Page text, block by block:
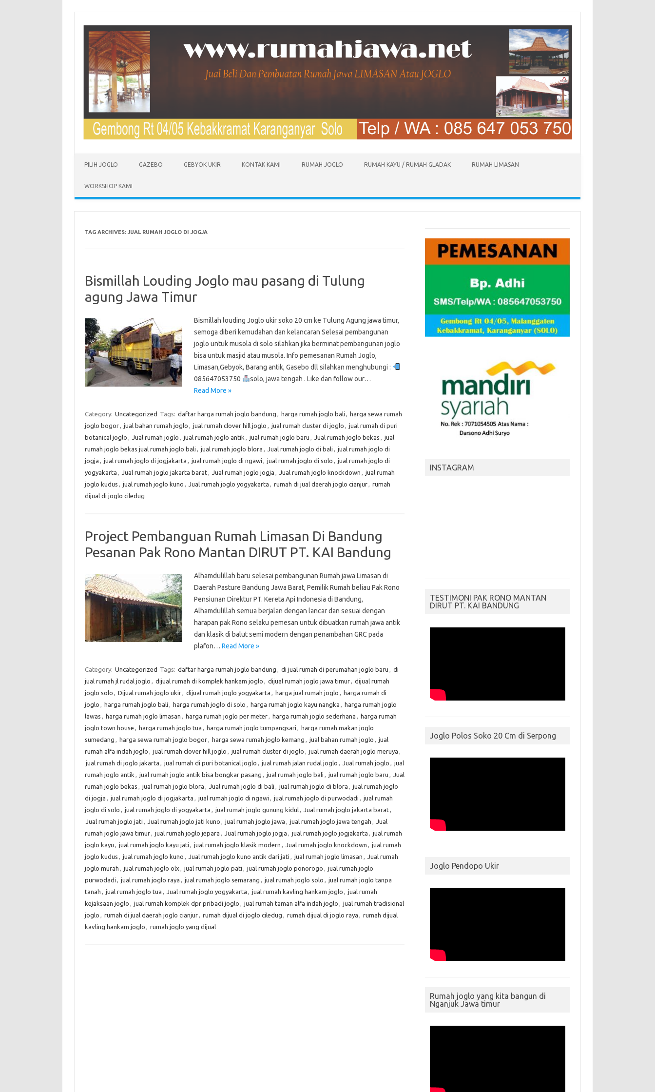
PILIH JOGLO GAZEBO GEBYOK UKIR KONTAK KAMI RUMAH JOGLO RUMAH KAYU / RUMAH GLADAK RUMAH LIMASAN
WORKSHOP KAMI
TAG ARCHIVES: JUAL RUMAH JOGLO DI JOGJA
Bismillah Louding Joglo mau pasang di Tulung
agung Jawa Timur
Bismillah louding Joglo ukir soko 20 cm ke Tulung Agung jawa timur,
semoga diberi kemudahan dan kelancaran Selesai pembangunan
joglo untuk musola di solo silahkan jika berminat pembangunan joglo
bisa untuk masjid atau musola. Info pemesanan Rumah Joglo,
Limasan,Gebyok, Barang antik, Gasebo dll silahkan menghubungi :
085647053750
solo, jawa tengah . Like dan follow our…
Read More »
Category: Uncategorized Tags: daftar harga rumah joglo bandung , harga rumah joglo bali , harga sewa rumah
joglo bogor, jual bahan rumah joglo , jual rumah clover hill joglo , jual rumah cluster di joglo , jual rumah di puri
botanical joglo , Jual rumah joglo , jual rumah joglo antik , jual rumah joglo baru , Jual rumah joglo bekas , jual
rumah joglo bekas jual rumah joglo bali , jual rumah joglo blora , Jual rumah joglo di bali , jual rumah joglo di
jogja , jual rumah joglo di jogjakarta , jual rumah joglo di ngawi , jual rumah joglo di solo , jual rumah joglo di
yogyakarta , Jual rumah joglo jakarta barat, Jual rumah joglo jogja , Jual rumah joglo knockdown , jual rumah
joglo kudus , jual rumah joglo kuno , Jual rumah joglo yogyakarta , rumah di jual daerah joglo cianjur, rumah
dijual di joglo ciledug
Project Pembanguan Rumah Limasan Di Bandung
Pesanan Pak Rono Mantan DIRUT PT. KAI Bandung
Alhamdulillah baru selesai pembangunan Rumah jawa Limasan di
Daerah Pasture Bandung Jawa Barat, Pemilik Rumah beliau Pak Rono
Pensiunan Direktur PT. Kereta Api Indonesia di Bandung,
Alhamdulillah semua berjalan dengan lancar dan sesuai dengan
harapan pak Rono selaku pemesan untuk dibuatkan rumah jawa antik
dan klasik di balut semi modern dengan penambahan GRC pada
plafon… Read More »
Category: Uncategorized Tags: daftar harga rumah joglo bandung , di jual rumah di perumahan joglo baru , di
jual rumah jl rudal joglo , dijual rumah di komplek hankam joglo , dijual rumah joglo jawa timur, dijual rumah
joglo solo , Dijual rumah joglo ukir, dijual rumah joglo yogyakarta , harga jual rumah joglo , harga rumah di
joglo , harga rumah joglo bali , harga rumah joglo di solo , harga rumah joglo kayu nangka , harga rumah joglo
lawas , harga rumah joglo limasan , harga rumah joglo per meter, harga rumah joglo sederhana , harga rumah
joglo town house , harga rumah joglo tua , harga rumah joglo tumpangsari , harga rumah makan joglo
sumedang , harga sewa rumah joglo bogor, harga sewa rumah joglo kemang , jual bahan rumah joglo , jual
rumah alfa indah joglo , jual rumah clover hill joglo , jual rumah cluster di joglo , jual rumah daerah joglo meruya ,
jual rumah di joglo jakarta , jual rumah di puri botanical joglo , jual rumah jalan rudal joglo , Jual rumah joglo , jual
rumah joglo antik , jual rumah joglo antik bisa bongkar pasang , jual rumah joglo bali , jual rumah joglo baru , Jual
rumah joglo bekas , jual rumah joglo blora , Jual rumah joglo di bali , jual rumah joglo di blora , jual rumah joglo
di jogja , jual rumah joglo di jogjakarta , jual rumah joglo di ngawi , jual rumah joglo di purwodadi , jual rumah
joglo di solo , jual rumah joglo di yogyakarta , jual rumah joglo gunung kidul, Jual rumah joglo jakarta barat,
Jual rumah joglo jati , Jual rumah joglo jati kuno , jual rumah joglo jawa , jual rumah joglo jawa tengah , Jual
rumah joglo jawa timur, jual rumah joglo jepara , Jual rumah joglo jogja , jual rumah joglo jogjakarta , jual rumah
joglo kayu , jual rumah joglo kayu jati , jual rumah joglo klasik modern , Jual rumah joglo knockdown , jual rumah
joglo kudus , jual rumah joglo kuno , Jual rumah joglo kuno antik dari jati , jual rumah joglo limasan , Jual rumah
joglo murah , jual rumah joglo olx , jual rumah joglo pati , jual rumah joglo ponorogo , jual rumah joglo
purwodadi , jual rumah joglo raya , jual rumah joglo semarang , jual rumah joglo solo , jual rumah joglo tanpa
tanah , jual rumah joglo tua , Jual rumah joglo yogyakarta , jual rumah kavling hankam joglo , jual rumah
kejaksaan joglo , jual rumah komplek dpr pribadi joglo , jual rumah taman alfa indah joglo , jual rumah tradisional
joglo , rumah di jual daerah joglo cianjur, rumah dijual di joglo ciledug , rumah dijual di joglo raya , rumah dijual
kavling hankam joglo , rumah joglo yang dijual
INSTAGRAM
TESTIMONI PAK RONO MANTAN
DIRUT PT. KAI BANDUNG
Joglo Polos Soko 20 Cm di Serpong
Joglo Pendopo Ukir
Rumah joglo yang kita bangun di
Nganjuk Jawa timur